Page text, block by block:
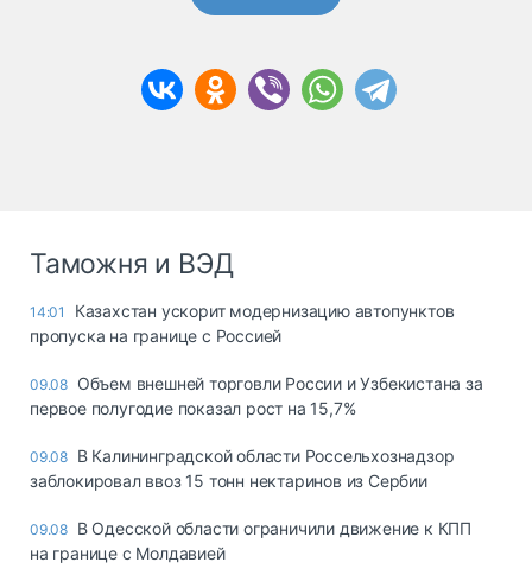
Таможня и ВЭД
14:01
Казахстан ускорит модернизацию автопунктов
пропуска на границе с Россией
09.08 Объем внешней торговли России и Узбекистана за
первое полугодие показал рост на 15,7%
09.08 В Калининградской области Россельхознадзор
заблокировал ввоз 15 тонн нектаринов из Сербии
09.08 В Одесской области ограничили движение к КПП
на границе с Молдавией